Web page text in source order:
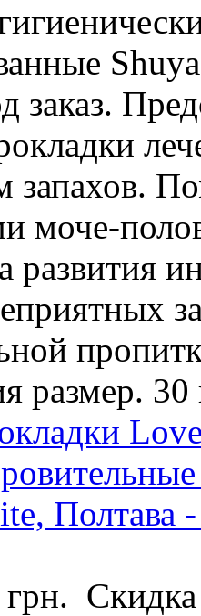
заказ.
запахов.
моче-
развития
размер.
Полтава